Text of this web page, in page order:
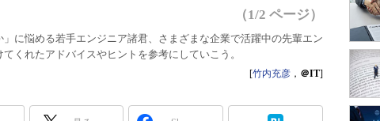
Database Expert
Linux ＆ OSS
Master of IP Network
Security & Trust
Test & Tools
（1/2 ページ）
」に悩める若手エンジニア諸君、さまざまな企業で活躍中の先輩エン
くれたアドバイスやヒントを参考にしていこう。
[竹内充彦 ， ＠IT]